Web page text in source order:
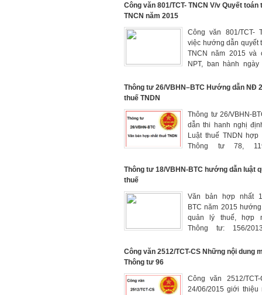
Công văn 801/TCT- TNCN V/v Quyết toán
TNCN năm 2015
Công văn 801/TCT-
việc hướng dẫn quyết
TNCN năm 2015 và
NPT, ban hành ngày
Thông tư 26/VBHN–BTC Hướng dẫn NĐ
thuế TNDN
Thông tư 26/VBHN-
dẫn thi hanh nghị
Luật thuế TNDN hợp
Thông tư 78,
Thông tư 18/VBHN-BTC hướng dẫn luật
thuế
Văn bản hợp nhất
BTC năm 2015
quản lý thuế, hợp
Thông tư: 156/2013/
BTC, 26/2015/TT-BTC
Công văn 2512/TCT-CS Những nội dung
Thông tư 96
Công văn 2512/
24/06/2015 giới thiệu